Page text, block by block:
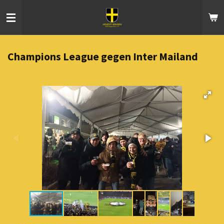
Hauptinhalt
Champions League gegen Inter Mailand